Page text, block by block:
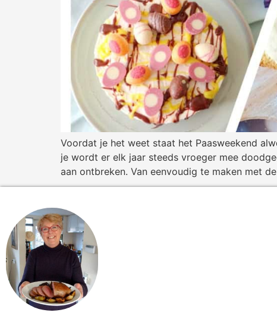
Voordat je het weet staat het Paasweekend
je wordt er elk jaar steeds vroeger mee
aan ontbreken. Van eenvoudig te maken met